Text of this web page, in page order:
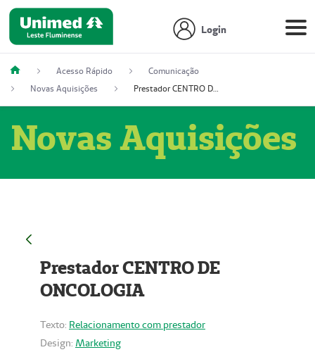
Login
Acesso Rápido
Comunicação
Novas Aquisições
Prestador CENTRO DE ONCOLOGIA
Novas Aquisições
Prestador CENTRO DE
ONCOLOGIA
Texto: Relacionamento com prestador
Design: Marketing